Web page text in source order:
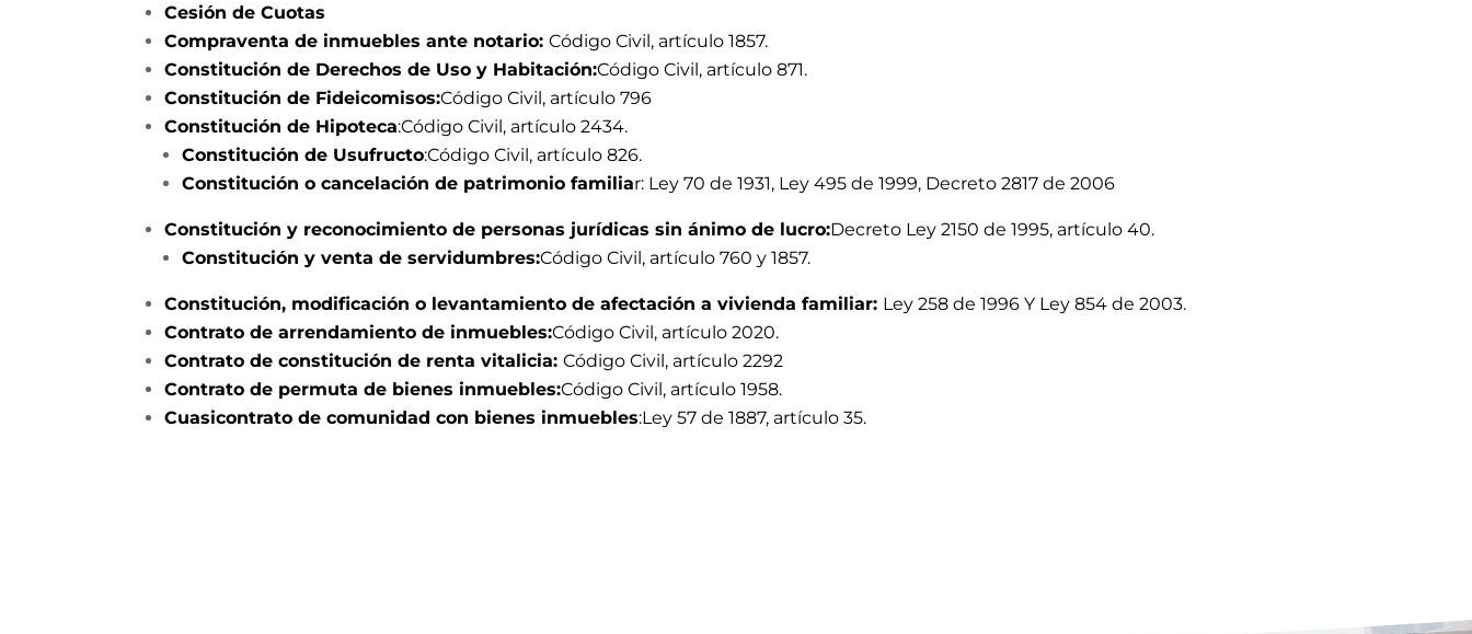
Cesión de Cuotas
Compraventa de inmuebles ante notario:Código Civil, artículo 1857.
Constitución de Derechos de Uso y Habitación:Código Civil, artículo 871.
Constitución de Fideicomisos:Código Civil, artículo 796
Constitución de Hipoteca:Código Civil, artículo 2434.
Constitución de Usufructo:Código Civil, artículo 826.
Constitución o cancelación de patrimonio familiar: Ley 70 de 1931, Ley 495 de 1999, Decreto 2817 de 2006
Constitución y reconocimiento de personas jurídicas sin ánimo de lucro:Decreto Ley 2150 de 1995, artículo 40.
Constitución y venta de servidumbres:Código Civil, artículo 760 y 1857.
Constitución, modificación o levantamiento de afectación a vivienda familiar: Ley 258 de 1996 Y Ley 854 de 2003.
Contrato de arrendamiento de inmuebles:Código Civil, artículo 2020.
Contrato de constitución de renta vitalicia:Código Civil, artículo 2292
Contrato de permuta de bienes inmuebles:Código Civil, artículo 1958.
Cuasicontrato de comunidad con bienes inmuebles:Ley 57 de 1887, artículo 35.